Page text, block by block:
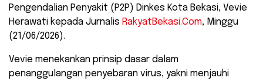
Pengendalian Penyakit (P2P) Dinkes Kota Bekasi, Vevie
Herawati kepada Jurnalis RakyatBekasi.Com, Minggu
(21/06/2026).
​Vevie menekankan prinsip dasar dalam
penanggulangan penyebaran virus, yakni menjauhi